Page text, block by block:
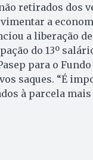
retirados dos
a
a liberação de
do 13º
para o
saques. “É
à parcela mais